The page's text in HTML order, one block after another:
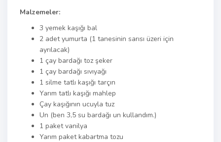
Malzemeler:
3 yemek kaşığı bal
2 adet yumurta (1 tanesinin sarısı üzeri için
ayrılacak)
1 çay bardağı toz şeker
1 çay bardağı sıvıyağı
1 silme tatlı kaşığı tarçın
Yarım tatlı kaşığı mahlep
Çay kaşığının ucuyla tuz
Un (ben 3,5 su bardağı un kullandım.)
1 paket vanilya
Yarım paket kabartma tozu